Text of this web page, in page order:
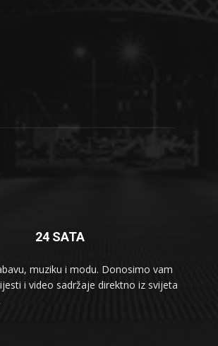
24 SATA
muziku i modu. Donosimo vam
i video sadržaje direktno iz svijeta